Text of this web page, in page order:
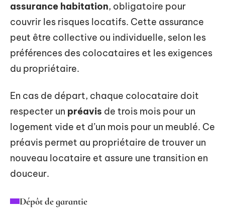
assurance habitation, obligatoire pour
couvrir les risques locatifs. Cette assurance
peut être collective ou individuelle, selon les
préférences des colocataires et les exigences
du propriétaire.
En cas de départ, chaque colocataire doit
respecter un préavis de trois mois pour un
logement vide et d’un mois pour un meublé. Ce
préavis permet au propriétaire de trouver un
nouveau locataire et assure une transition en
douceur.
Dépôt de garantie